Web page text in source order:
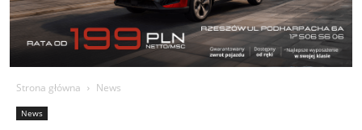
Strona główna News
News